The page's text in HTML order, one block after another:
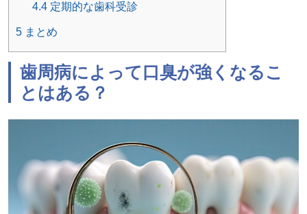
4.4 定期的な歯科受診
5 まとめ
歯周病によって口臭が強くなるこ
とはある？